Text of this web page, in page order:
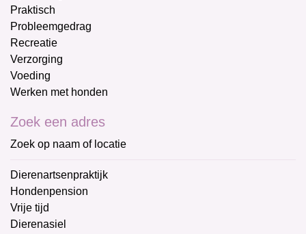
Praktisch
Probleemgedrag
Recreatie
Verzorging
Voeding
Werken met honden
Zoek een adres
Zoek op naam of locatie
Dierenartsenpraktijk
Hondenpension
Vrije tijd
Dierenasiel